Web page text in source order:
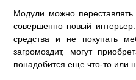
Модули можно
совершенно новый
средства и не покупать
загромоздит, могут
понадобится еще что-то или